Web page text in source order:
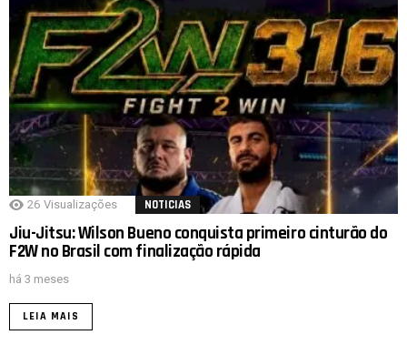
26 Visualizações NOTICIAS
Jiu-Jitsu: Wilson Bueno conquista primeiro cinturão do
F2W no Brasil com finalização rápida
há 3 meses
LEIA MAIS